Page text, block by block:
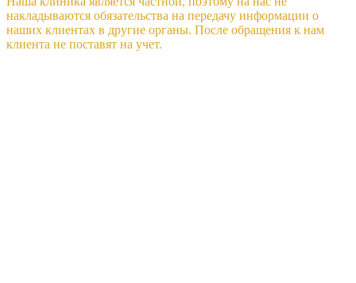
накладываются обязательства на передачу информации о
наших клиентах в другие органы. После обращения к нам
клиента не поставят на учет.